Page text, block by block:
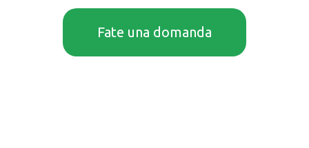
Fate una domanda